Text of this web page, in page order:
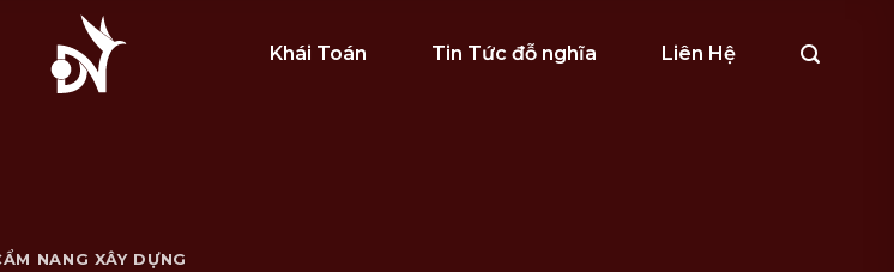
Khái Toán Tin Tức đỗ nghĩa Liên Hệ
NANG XÂY DỰNG